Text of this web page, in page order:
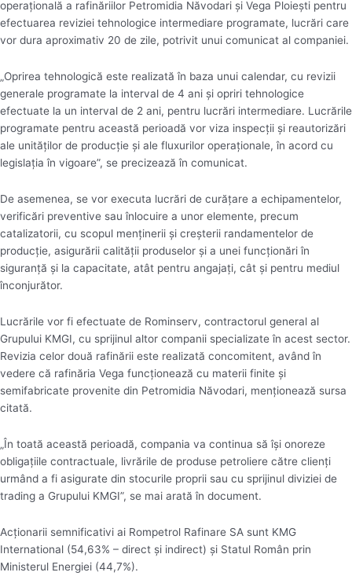
operaţională a rafinăriilor Petromidia Năvodari şi Vega Ploieşti pentru
efectuarea reviziei tehnologice intermediare programate, lucrări care
vor dura aproximativ 20 de zile, potrivit unui comunicat al companiei.
„Oprirea tehnologică este realizată în baza unui calendar, cu revizii
generale programate la interval de 4 ani şi opriri tehnologice
efectuate la un interval de 2 ani, pentru lucrări intermediare. Lucrările
programate pentru această perioadă vor viza inspecţii şi reautorizări
ale unităţilor de producţie şi ale fluxurilor operaţionale, în acord cu
legislaţia în vigoare”, se precizează în comunicat.
De asemenea, se vor executa lucrări de curăţare a echipamentelor,
verificări preventive sau înlocuire a unor elemente, precum
catalizatorii, cu scopul menţinerii şi creşterii randamentelor de
producţie, asigurării calităţii produselor şi a unei funcţionări în
siguranţă şi la capacitate, atât pentru angajaţi, cât şi pentru mediul
înconjurător.
Lucrările vor fi efectuate de Rominserv, contractorul general al
Grupului KMGI, cu sprijinul altor companii specializate în acest sector.
Revizia celor două rafinării este realizată concomitent, având în
vedere că rafinăria Vega funcţionează cu materii finite şi
semifabricate provenite din Petromidia Năvodari, menţionează sursa
citată.
„În toată această perioadă, compania va continua să îşi onoreze
obligaţiile contractuale, livrările de produse petroliere către clienţi
urmând a fi asigurate din stocurile proprii sau cu sprijinul diviziei de
trading a Grupului KMGI”, se mai arată în document.
Acţionarii semnificativi ai Rompetrol Rafinare SA sunt KMG
International (54,63% – direct şi indirect) şi Statul Român prin
Ministerul Energiei (44,7%).